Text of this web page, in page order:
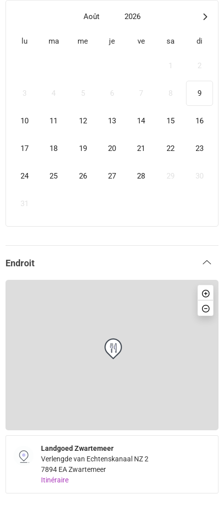
Août 2026
lu ma me je ve sa di
1 2
3 4 5 6 7 8 9
10 11 12 13 14 15 16
17 18 19 20 21 22 23
24 25 26 27 28 29 30
31
Endroit
Landgoed Zwartemeer
Verlengde van Echtenskanaal NZ 2
7894 EA Zwartemeer
Itinéraire